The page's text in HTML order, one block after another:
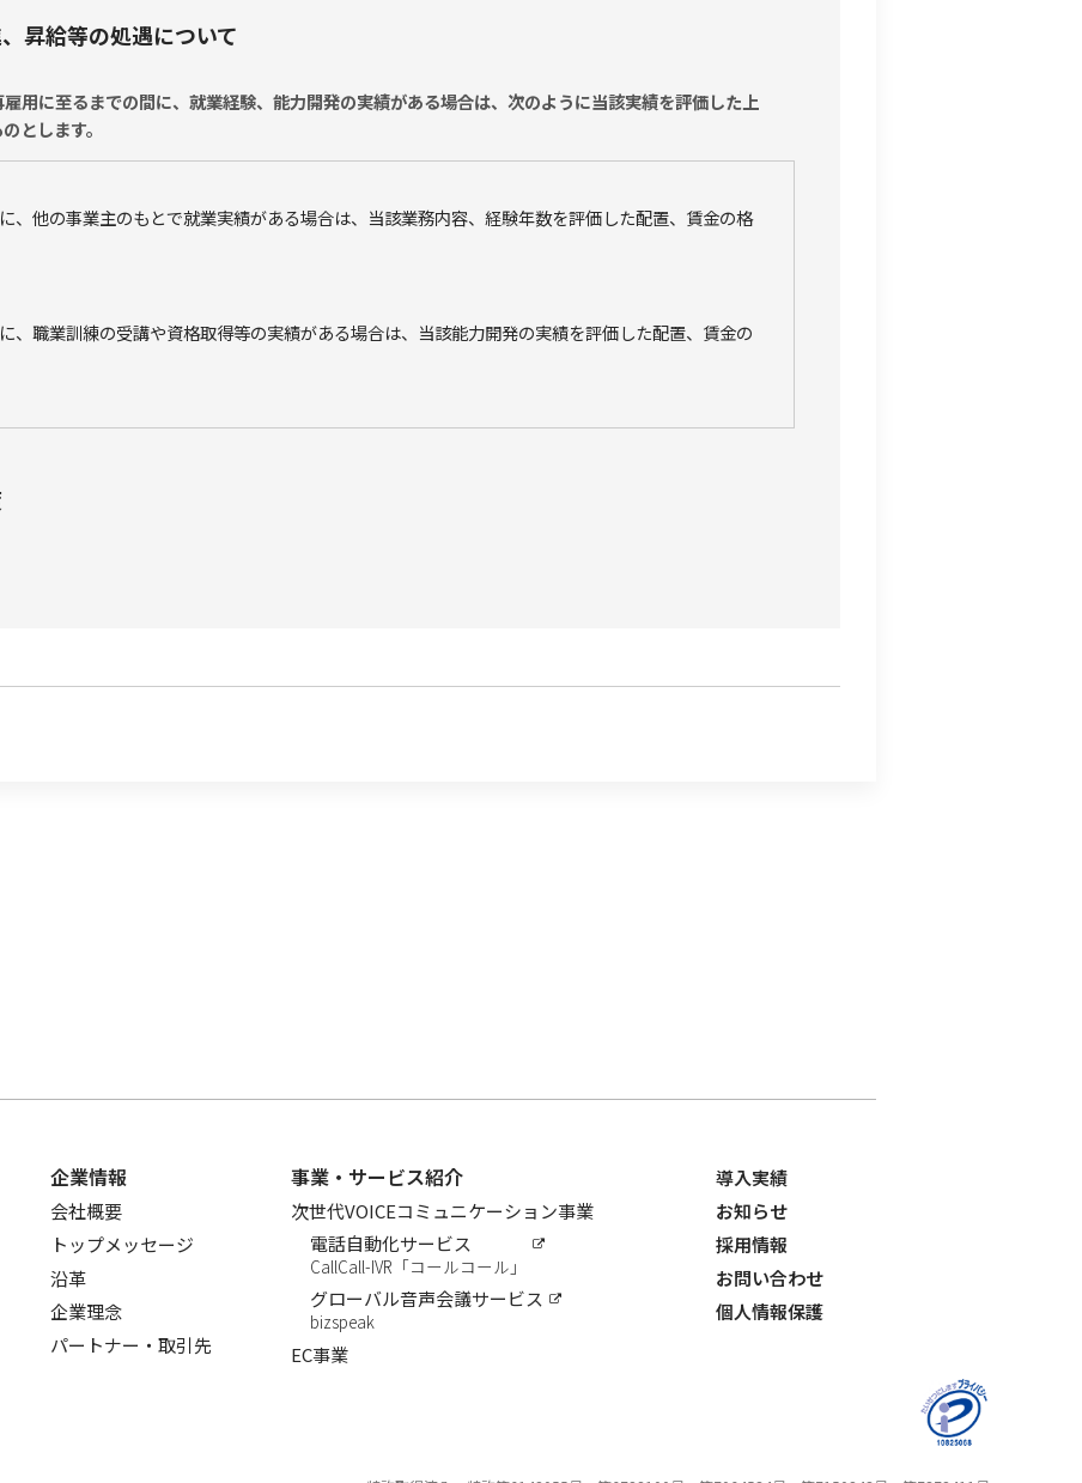
昇給等の処遇について
用に至るまでの間に、就業経験、能力開発の実績がある場合は、次のように当該実績を評価した上
とします。
、他の事業主のもとで就業実績がある場合は、当該業務内容、経験年数を評価した配置、賃金の格
、職業訓練の受講や資格取得等の実績がある場合は、当該能力開発の実績を評価した配置、賃金の
企業情報
会社概要
トップメッセージ
沿革
企業理念
パートナー・取引先
事業・サービス紹介
次世代VOICEコミュニケーション事業
電話自動化サービス
CallCall-IVR「コールコール」
グローバル音声会議サービス
bizspeak
EC事業
導入実績
お知らせ
採用情報
お問い合わせ
個人情報保護